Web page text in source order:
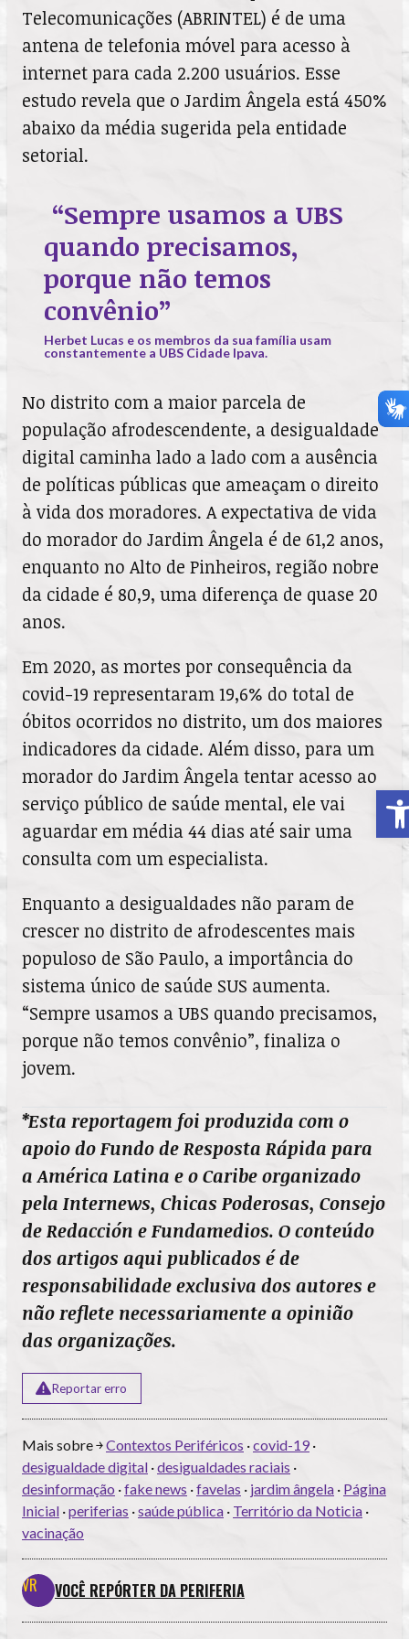
Telecomunicações (ABRINTEL) é de uma
antena de telefonia móvel para acesso à
internet para cada 2.200 usuários. Esse
estudo revela que o Jardim Ângela está 450%
abaixo da média sugerida pela entidade
setorial.
“Sempre usamos a UBS
quando precisamos,
porque não temos
convênio”
Herbet Lucas e os membros da sua família usam
constantemente a UBS Cidade Ipava.
No distrito com a maior parcela de
população afrodescendente, a desigualdade
digital caminha lado a lado com a ausência
de políticas públicas que ameaçam o direito
à vida dos moradores. A expectativa de vida
do morador do Jardim Ângela é de 61,2 anos,
enquanto no Alto de Pinheiros, região nobre
da cidade é 80,9, uma diferença de quase 20
anos.
Em 2020, as mortes por consequência da
covid-19 representaram 19,6% do total de
óbitos ocorridos no distrito, um dos maiores
indicadores da cidade. Além disso, para um
morador do Jardim Ângela tentar acesso ao
serviço público de saúde mental, ele vai
aguardar em média 44 dias até sair uma
consulta com um especialista.
Enquanto a desigualdades não param de
crescer no distrito de afrodescentes mais
populoso de São Paulo, a importância do
sistema único de saúde SUS aumenta.
“Sempre usamos a UBS quando precisamos,
porque não temos convênio”, finaliza o
jovem.
*Esta reportagem foi produzida com o
apoio do Fundo de Resposta Rápida para
a América Latina e o Caribe organizado
pela Internews, Chicas Poderosas, Consejo
de Redacción e Fundamedios. O conteúdo
dos artigos aqui publicados é de
responsabilidade exclusiva dos autores e
não reflete necessariamente a opinião
das organizações.
Reportar erro
Mais sobre ￫Contextos Periféricos ·covid-19 ·
desigualdade digital ·desigualdades raciais ·
desinformação ·fake news ·favelas · jardim ângela · Página
Inicial ·periferias ·saúde pública · Território da Noticia ·
vacinação
VOCÊ REPÓRTER DA PERIFERIA